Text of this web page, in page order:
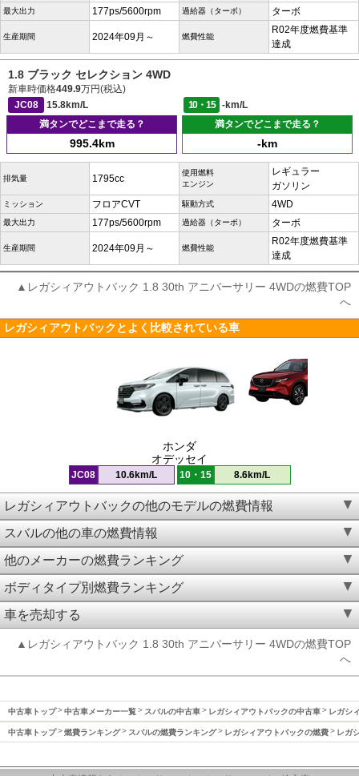
最大出力 177ps/5600rpm 過給器（ターボ） ターボ
生産期間 2024年09月～ 燃費性能
R02年度燃費基準
達成
1.8 ブラック セレクション 4WD
新車時価格449.9万円(税込)
JC08
15.8km/L 10・15
-km/L
満タンでどこまで走る？
995.4km
満タンでどこまで走る？
-km
排気量 1795cc
使用燃料
エンジン
レギュラー
ガソリン
ミッション フロアCVT 駆動方式 4WD
最大出力 177ps/5600rpm 過給器（ターボ） ターボ
生産期間 2024年09月～ 燃費性能
R02年度燃費基準
達成
▲レガシィアウトバック 1.8 30th アニバーサリー 4WDの燃費TOP
へ
レガシィアウトバックとよく比較されている車
ホンダ
オデッセイ
JC08 10.6km/L 10・15 8.6km/L
レガシィアウトバックの他のモデルの燃費情報
スバルの他の車の燃費情報
他のメーカーの燃費ランキング
ボディタイプ別燃費ランキング
車を売却する
▲レガシィアウトバック 1.8 30th アニバーサリー 4WDの燃費TOP
へ
中古車トップ 中古車メーカー一覧 スバルの中古車 レガシィアウトバックの中古車 レガシ
中古車トップ 燃費ランキング スバルの燃費ランキング レガシィアウトバックの燃費 レガ